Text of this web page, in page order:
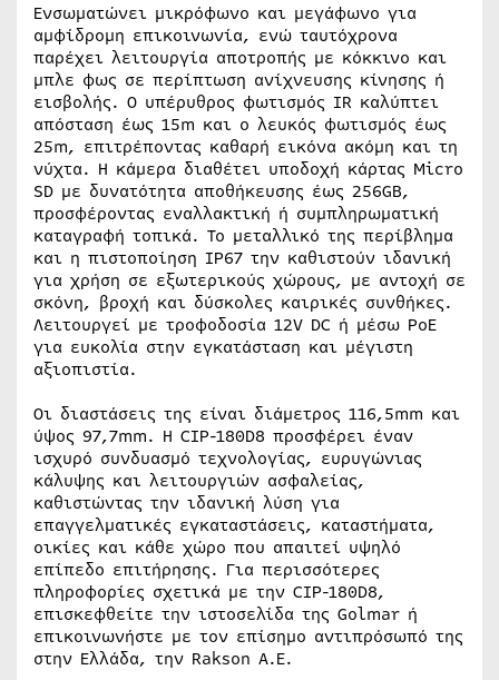
Ενσωματώνει μικρόφωνο και μεγάφωνο για
αμφίδρομη επικοινωνία, ενώ ταυτόχρονα
παρέχει λειτουργία αποτροπής με κόκκινο και
μπλε φως σε περίπτωση ανίχνευσης κίνησης ή
εισβολής. Ο υπέρυθρος φωτισμός IR καλύπτει
απόσταση έως 15m και ο λευκός φωτισμός έως
25m, επιτρέποντας καθαρή εικόνα ακόμη και τη
νύχτα. Η κάμερα διαθέτει υποδοχή κάρτας Micro
SD με δυνατότητα αποθήκευσης έως 256GB,
προσφέροντας εναλλακτική ή συμπληρωματική
καταγραφή τοπικά. Το μεταλλικό της περίβλημα
και η πιστοποίηση IP67 την καθιστούν ιδανική
για χρήση σε εξωτερικούς χώρους, με αντοχή σε
σκόνη, βροχή και δύσκολες καιρικές συνθήκες.
Λειτουργεί με τροφοδοσία 12V DC ή μέσω PoE
για ευκολία στην εγκατάσταση και μέγιστη
αξιοπιστία.
Οι διαστάσεις της είναι διάμετρος 116,5mm και
ύψος 97,7mm. Η CIP-180D8 προσφέρει έναν
ισχυρό συνδυασμό τεχνολογίας, ευρυγώνιας
κάλυψης και λειτουργιών ασφαλείας,
καθιστώντας την ιδανική λύση για
επαγγελματικές εγκαταστάσεις, καταστήματα,
οικίες και κάθε χώρο που απαιτεί υψηλό
επίπεδο επιτήρησης. Για περισσότερες
πληροφορίες σχετικά με την CIP-180D8,
επισκεφθείτε την ιστοσελίδα της Golmar ή
επικοινωνήστε με τον επίσημο αντιπρόσωπό της
στην Ελλάδα, την Rakson A.E.